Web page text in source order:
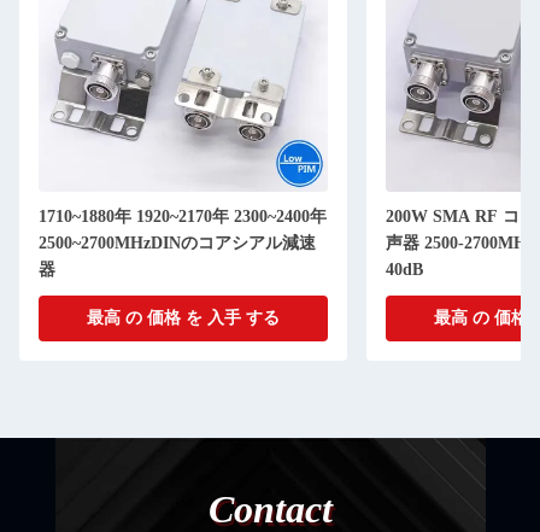
1710~1880年 1920~2170年 2300~2400年
2500~2700MHzDINのコアシアル減速
器
最高 の 価格 を 入手 する
200W SMA RF コ
声器 2500-
40dB
最高 の 価格
Contact